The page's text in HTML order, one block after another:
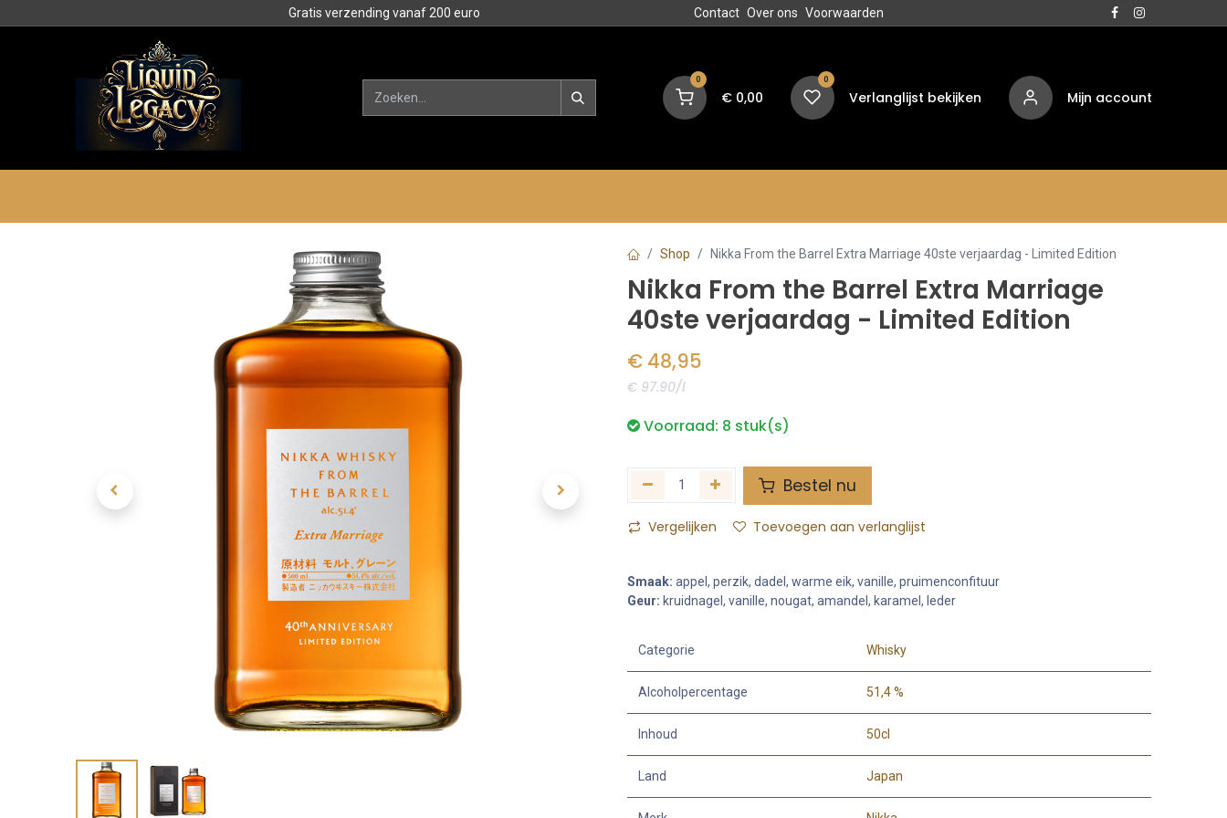
Gratis verzending vanaf 200 euro Contact Over ons Voorwaarden
0
€ 0,00
0
Verlanglijst bekijken Mijn account
Shop Nikka From the Barrel Extra Marriage 40ste verjaardag - Limited Edition
Nikka From the Barrel Extra Marriage
40ste verjaardag - Limited Edition
€ 48,95
€ 97.90/l
Voorraad: 8 stuk(s)
Bestel nu
Vergelijken Toevoegen aan verlanglijst
Smaak: appel, perzik, dadel, warme eik, vanille, pruimenconfituur
Geur: kruidnagel, vanille, nougat, amandel, karamel, leder
Categorie Whisky
Alcoholpercentage 51,4 %
Inhoud 50cl
Land Japan